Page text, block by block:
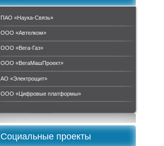
ПАО «Наука-Связь»
ООО «Автелком»
ООО «Вега-Газ»
ООО «ВегаМашПроект»
АО «Электрощит»
ООО «Цифровые платформы»
Социальные проекты